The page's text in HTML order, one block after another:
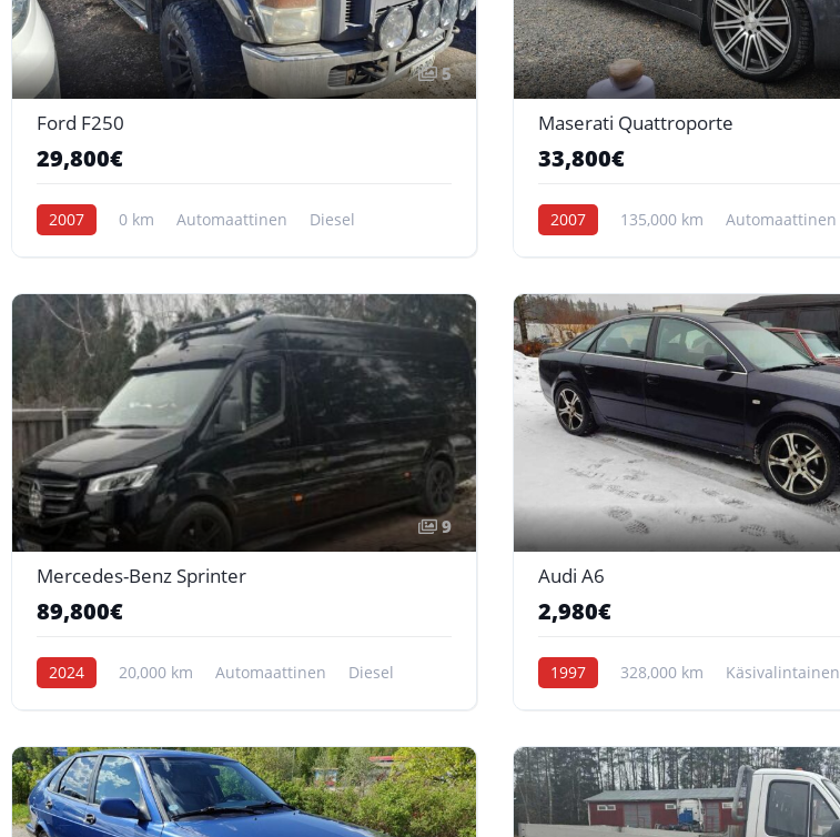
5
Ford F250
29,800€
2007 0 km Automaattinen Diesel
Maserati Quattroporte
33,800€
2007 135,000 km Automaattinen
9
Mercedes-Benz Sprinter
89,800€
2024 20,000 km Automaattinen Diesel
Audi A6
2,980€
1997 328,000 km Käsivalintainen